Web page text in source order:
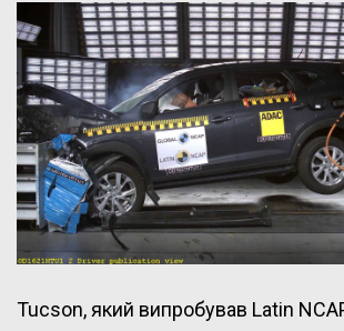
Tucson, який випробував Latin